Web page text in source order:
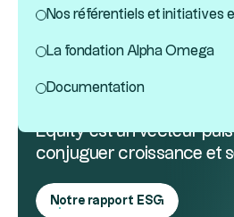
Nos référentiels et initiatives
La fondation Alpha Omega
Documentation
L’approche
activités
Investisseur et gérant
Equity est un vecteur
conjuguer croissance et
Notre rapport ESG